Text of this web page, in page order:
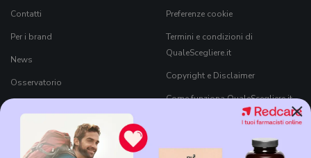
×
Contatti
Per i brand
News
Osservatorio
Black Friday 2026
Preferenze cookie
Termini e condizioni di
QualeScegliere.it
Copyright e Disclaimer
Come funziona QualeScegliere.it